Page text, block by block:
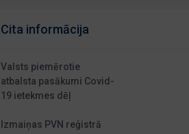
Cita informācija
Valsts piemērotie
atbalsta pasākumi Covid-
19 ietekmes dēļ
Izmaiņas PVN reģistrā